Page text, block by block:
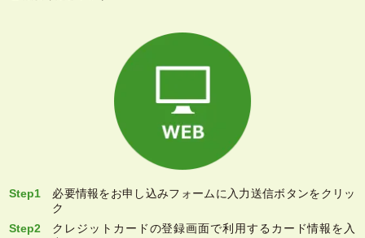
Step1
必要情報をお申し込みフォームに入力送信ボタンをクリッ
ク
Step2
クレジットカードの登録画面で利用するカード情報を入